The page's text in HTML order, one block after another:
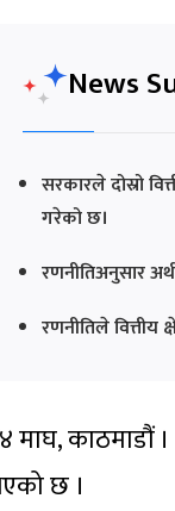
News
सरकारले दोस्रो
गरेको छ।
रणनीतिअनुसार
रणनीतिले वित्तीय
माघ, काठमाडौं
छ ।